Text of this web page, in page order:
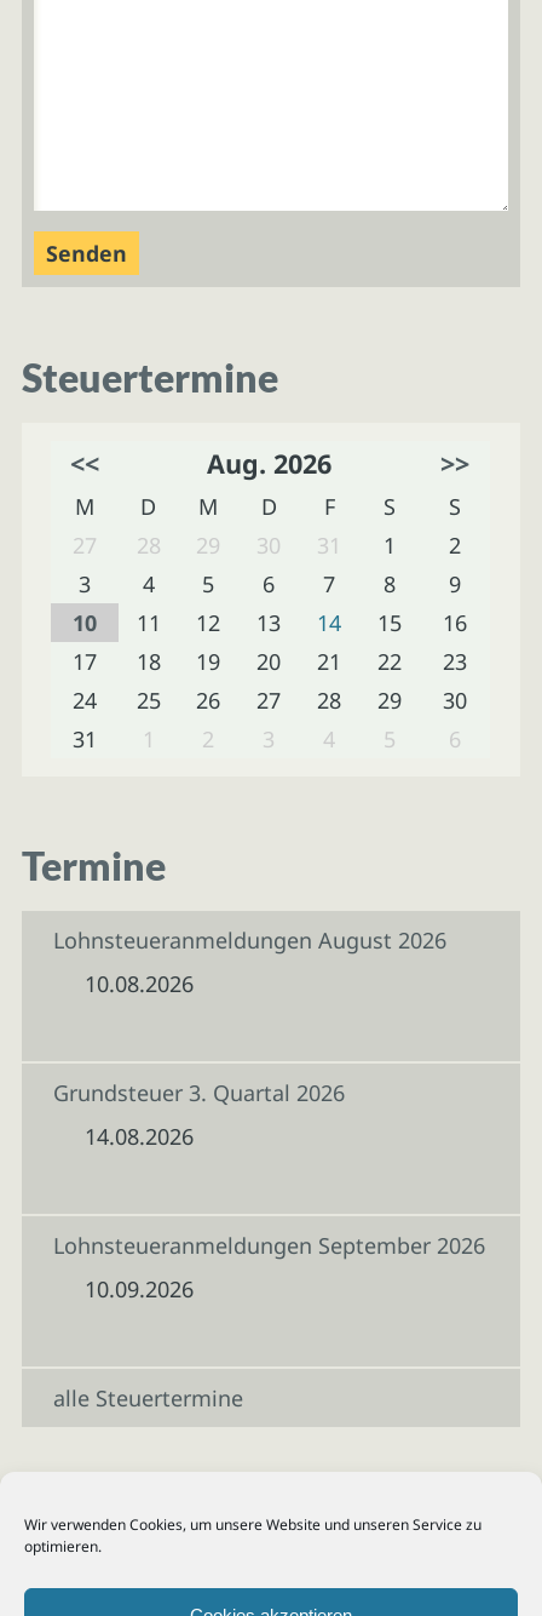
Wir verwenden Cookies, um unsere Website und unseren Service zu
optimieren.
Steuertermine
<< Aug. 2026 >>
M D M D F S
S
27
28 29 30 31 1
2
3
4 5 6 7 8
9
10
11 12 13 14 15
16
17
18 19 20 21 22
23
24
25 26 27 28 29
30
31
1 2 3 4 5 6
Termine
Lohnsteueranmeldungen August 2026
10.08.2026
Grundsteuer 3. Quartal 2026
14.08.2026
Lohnsteueranmeldungen September 2026
10.09.2026
alle Steuertermine